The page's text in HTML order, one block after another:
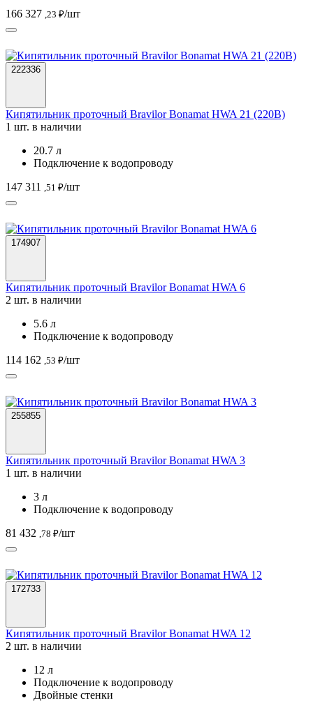
166 327 ,23 ₽/шт
222336
Кипятильник проточный Bravilor Bonamat HWA 21 (220В)
1 шт. в наличии
20.7 л
Подключение к водопроводу
147 311
,51 ₽/шт
174907
Кипятильник проточный Bravilor Bonamat HWA 6
2 шт. в наличии
5.6 л
Подключение к водопроводу
114 162 ,53 ₽/шт
255855
Кипятильник проточный Bravilor Bonamat HWA 3
1 шт. в наличии
3 л
Подключение к водопроводу
81 432 ,78 ₽/шт
172733
Кипятильник проточный Bravilor Bonamat HWA 12
2 шт. в наличии
12 л
Подключение к водопроводу
Двойные стенки